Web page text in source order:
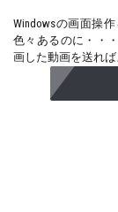
Windowsの画面操
色々あるのに・・
画した動画を送れば